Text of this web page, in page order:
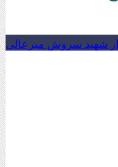
شهید سروش میرعالی